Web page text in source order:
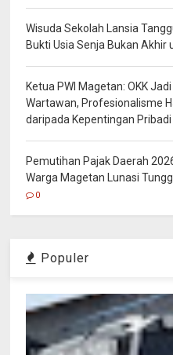
Wisuda Sekolah Lansia
Bukti Usia Senja Bukan Akhir
Ketua PWI Magetan: OKK
Wartawan, Profesionalisme
daripada Kepentingan Pribadi
Pemutihan Pajak Daerah
Warga Magetan Lunasi
0
Populer